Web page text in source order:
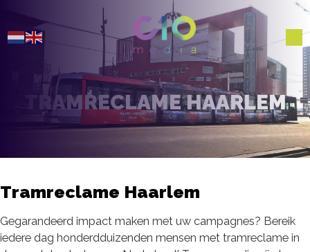
TRAMRECLAME HAARLEM
Tramreclame Haarlem
Gegarandeerd impact maken met uw campagnes? Bereik
iedere dag honderdduizenden mensen met tramreclame in